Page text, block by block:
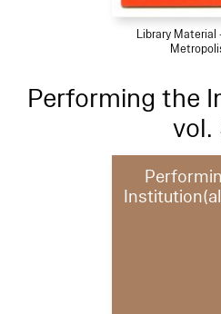
Library Material
Performing the
vol.